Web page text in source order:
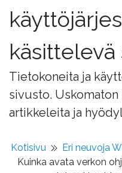
käsittelevä
Tietokoneita ja
sivusto.
artikkeleita ja
Kotisivu
Eri neuvoja
Kuinka avata verkon